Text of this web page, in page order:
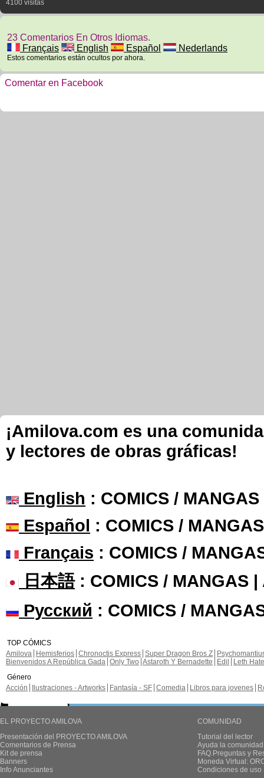
4100 visitas
23 Comentarios En Otros Idiomas.
Français
English Español Nederlands
Estos comentarios están ocultos por ahora.
Comentar en Facebook
¡Amilova.com es una
y lectores de obras gráficas!
English : COMICS /
Español : COMICS /
Français : COMICS /
日本語: COMICS / MANGAS |
Русский : COMICS /
TOP CÓMICS
Amilova
Hemisferios Chronoctis Express Super Dragon Bros Z
Bienvenidos A República Gada Only Two Astaroth Y Bernadette Edil
Leth Hate
Género
Acción
Ilustraciones - Artworks Fantasía - SF Comedia Libros para jovenes
EL PROYECTO AMILOVA
Presentación del PROYECTO AMILOVA
Comentarios de Prensa
Kit de prensa
Banners
Info Anunciantes
COMUNIDAD
Tutorial del lector
Ayuda la
FAQ.Preguntas y
Moneda Virtual:
Condiciones de uso